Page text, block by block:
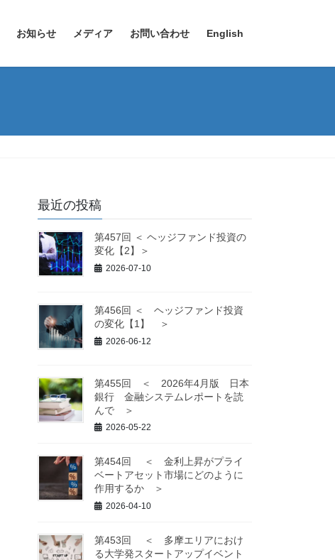
お知らせ メディア お問い合わせ English
最近の投稿
第457回 ＜ ヘッジファンド投資の
変化【2】＞
2026-07-10
第456回 ＜ ヘッジファンド投資
の変化【1】 ＞
2026-06-12
第455回 ＜ 2026年4月版 日本
銀行 金融システムレポートを読
んで ＞
2026-05-22
第454回 ＜ 金利上昇がプライ
ベートアセット市場にどのように
作用するか ＞
2026-04-10
第453回 ＜ 多摩エリアにおけ
る大学発スタートアップイベント